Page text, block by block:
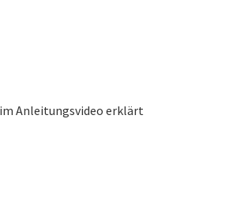
Anleitungsvideo erklärt